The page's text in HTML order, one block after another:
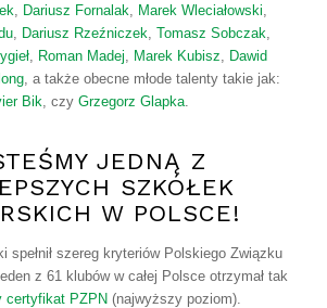
Dariusz Fornalak Marek Wleciałowski
Dariusz Rzeźniczek ,Tomasz Sobczak
, Roman Madej Marek Kubisz
Dawid
, a także obecne młode talenty takie jak:
Bik , czyGrzegorz Glapka
JEDNĄ Z
SZKÓŁEK
W POLSCE!
spełnił szereg kryteriów Polskiego Związku
z 61 klubów w całej Polsce otrzymał tak
certyfikat PZPN (najwyższy poziom).